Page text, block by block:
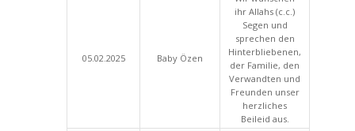
05.02.2025 Baby Özen
ihr Allahs (c.c.)
Segen und
sprechen den
Hinterbliebenen,
der Familie, den
Verwandten und
Freunden unser
herzliches
Beileid aus.